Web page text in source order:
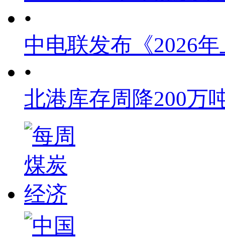
•
中电联发布《2026
•
北港库存周降200万